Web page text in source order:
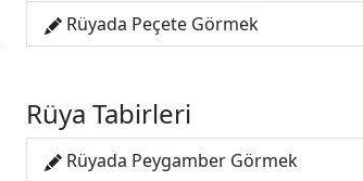
Rüyada Peçete Görmek
Rüya Tabirleri
Rüyada Peygamber Görmek